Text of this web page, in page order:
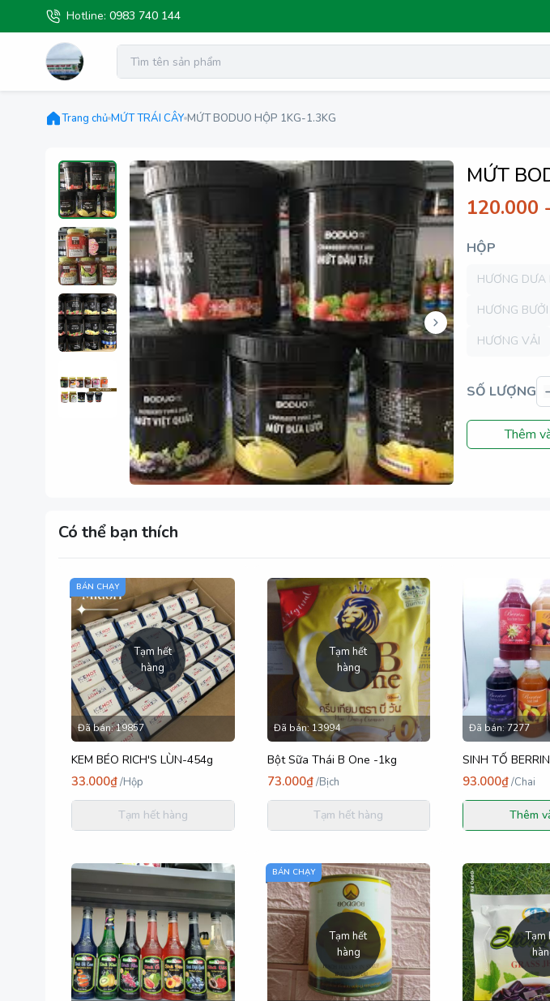
Hotline: 0983 740 144
Trang chủ MỨT TRÁI CÂY MỨT BODUO HỘP 1KG-1.3KG
MỨT
120.000
HỘP
HƯƠNG DƯA
HƯƠNG
HƯƠNG VẢI
SỐ LƯỢNG
Thêm
Có thể bạn thích
Tạm hết
hàng
BÁN CHẠY
Đã bán:19857
KEM BÉO RICH'S LÙN-454g
33.000₫/Hộp
Tạm hết hàng
Tạm hết
hàng
Đã bán: 13994
Bột Sữa Thái B One -1kg
73.000₫/Bịch
Tạm hết hàng
Đã bán:7277
SINH TỐ
93.000₫/Chai
Thêm
Tạm hết
hàng
BÁN CHẠY
Tạm